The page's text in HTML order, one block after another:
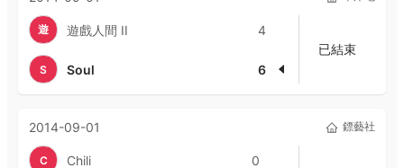
遊 遊戲人間 II 4
S Soul 6
已結束
2014-09-01 鏢藝社
C Chili 0